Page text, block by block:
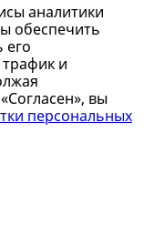
аналитики
обеспечить
его
и
вы
персональных